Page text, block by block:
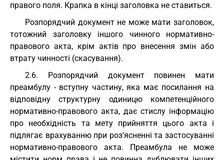
правого поля. Крапка в кінці заголовка не ставиться.
Розпорядчий документ не може мати заголовок,
тотожний заголовку іншого чинного нормативно-
правового акта, крім актів про внесення змін або
втрату чинності (скасування).
2.6. Розпорядчий документ повинен мати
преамбулу - вступну частину, яка має посилання на
відповідну структурну одиницю компетенційного
нормативно-правового акта, дає стислу інформацію
про необхідність та мету прийняття цього акта і
підлягає врахуванню при роз’ясненні та застосуванні
нормативно-правового акта. Преамбула не може